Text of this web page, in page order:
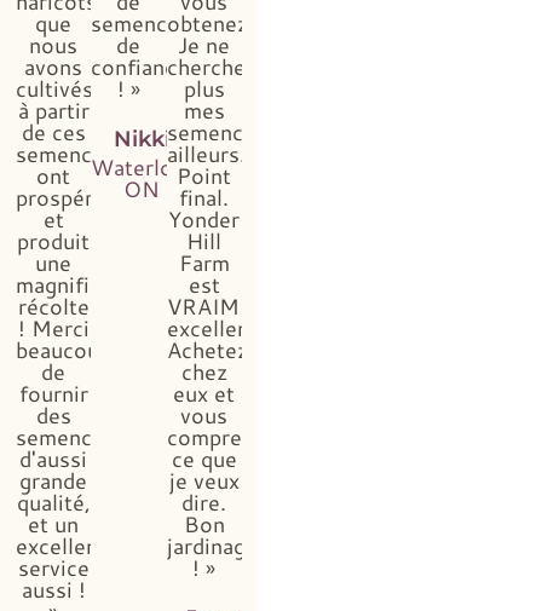
que
nous
avons
cultivés
à partir
de ces
semences
ont
prospéré
et
produit
une
magnifique
récolte
! Merci
beaucoup
de
fournir
des
semences
d'aussi
grande
qualité,
et un
excellent
service
aussi !
semences
de
confiance
! »
Nikki
Waterloo,
ON
obtenez...
Je ne
chercherai
plus
mes
semences
ailleurs.
Point
final.
Yonder
Hill
Farm
est
VRAIMENT
excellent.
Achetez
chez
eux et
vous
comprendrez
ce que
je veux
dire.
Bon
jardinage
! »